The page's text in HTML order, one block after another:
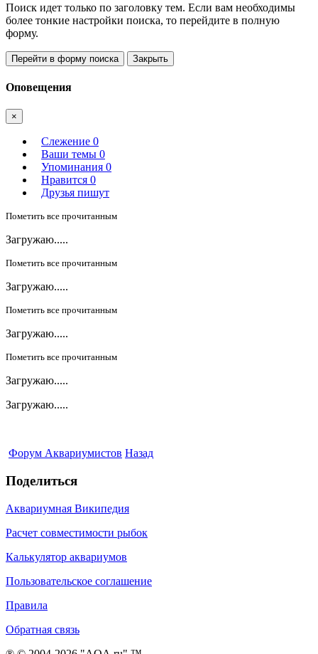
Поиск идет только по заголовку тем. Если вам необходимы
более тонкие настройки поиска, то перейдите в полную
форму.
Перейти в форму поиска Закрыть
Оповещения
×
Слежение 0
Ваши темы 0
Упоминания 0
Нравится 0
Друзья пишут
Пометить все прочитанным
Загружаю.....
Пометить все прочитанным
Загружаю.....
Пометить все прочитанным
Загружаю.....
Пометить все прочитанным
Загружаю.....
Загружаю.....
Форум Аквариумистов Назад
Поделиться
Аквариумная Википедия
Расчет совместимости рыбок
Калькулятор аквариумов
Пользовательское соглашение
Правила
Обратная связь